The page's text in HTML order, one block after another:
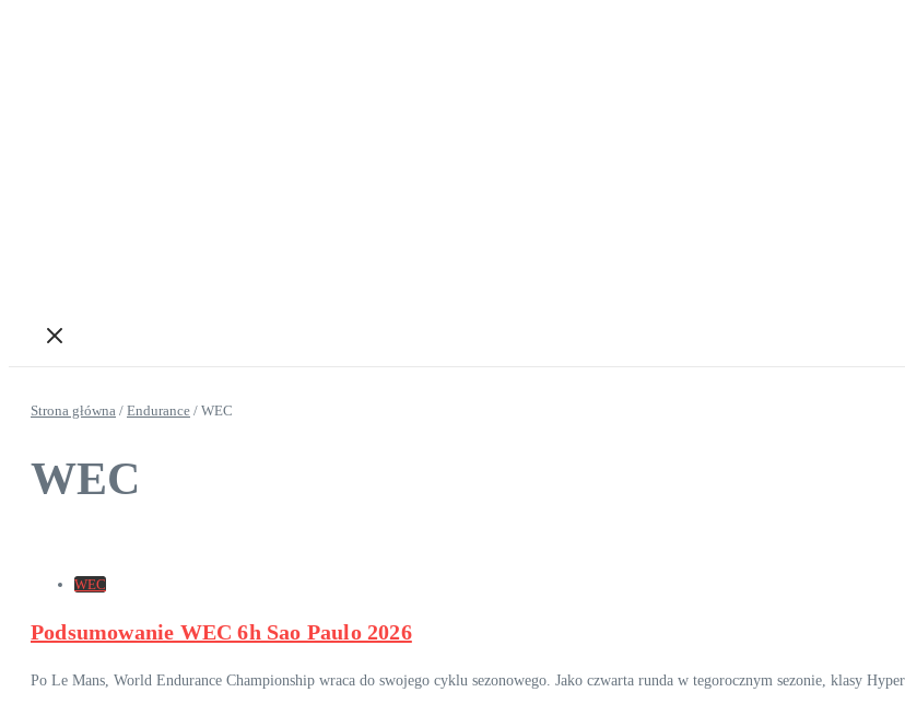
Strona główna / Endurance / WEC
WEC
WEC
Podsumowanie WEC 6h Sao Paulo 2026
Po Le Mans, World Endurance Championship wraca do swojego cyklu sezonowego. Jako czwarta runda w tegorocznym sezonie, klasy